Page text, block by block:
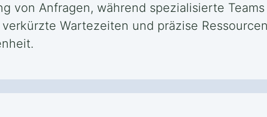
von Anfragen, während spezialisierte
Wartezeiten und präzise